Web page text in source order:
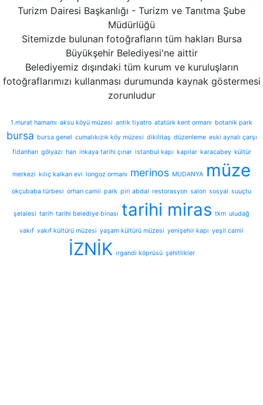
Turizm Dairesi Başkanlığı - Turizm ve Tanıtma Şube
Müdürlüğü
Sitemizde bulunan fotoğrafların tüm hakları Bursa
Büyükşehir Belediyesi'ne aittir
Belediyemiz dışındaki tüm kurum ve kuruluşların
fotoğraflarımızı kullanması durumunda kaynak göstermesi
zorunludur
1.murat hamamı aksu köyü müzesi antik tiyatro atatürk kent ormanı botanik park
bursa bursa genel cumalıkızık köy müzesi dikilitaş düzenleme eski aynalı çarşı
fidanhan gölyazı han inkaya tarihi çınar istanbul kapı kapılar karacabey kültür
merkezi kılıç kalkan evi longoz ormanı merinos MUDANYA müze
okçubaba türbesi orhan camii park piri abdal restorasyon salon sosyal suuçtu
şelalesi tarih tarihi belediye binası tarihi miras tkm uludağ
vakıf vakıf kültürü müzesi yaşam kültürü müzesi yenişehir kapı yeşil camii
İZNİK ırgandi köprüsü şehitlikler